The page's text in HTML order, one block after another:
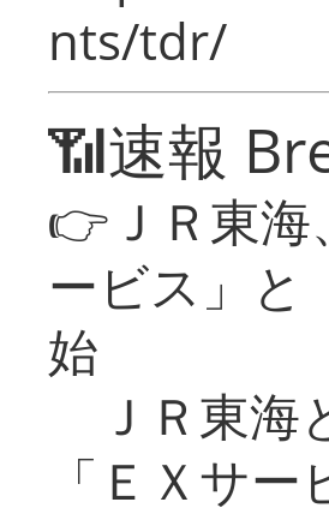
nts/tdr/
📶速報
👉ＪＲ東
ービス」と
始
ＪＲ東海
「ＥＸサ